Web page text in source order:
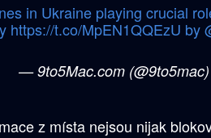
in Ukraine playing crucial
https://t.co/MpEN1QQEzU by
— 9to5Mac.com
z místa nejsou nijak